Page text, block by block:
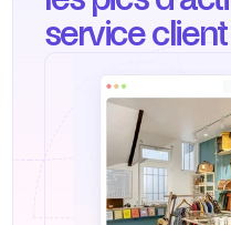
Service
Ventes et
PRODUITS
service